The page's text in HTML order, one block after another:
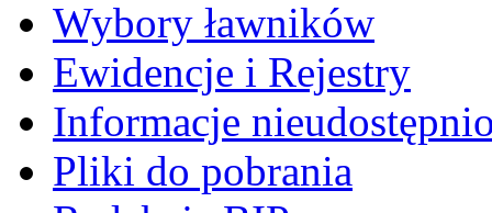
Wybory ławników
Ewidencje i Rejestry
Informacje
Pliki do pobrania